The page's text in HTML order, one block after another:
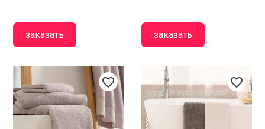
заказать заказать
favorite_border favorite_border